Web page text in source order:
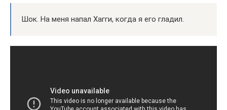
Шок. На меня напал Хагги, когда я его гладил.